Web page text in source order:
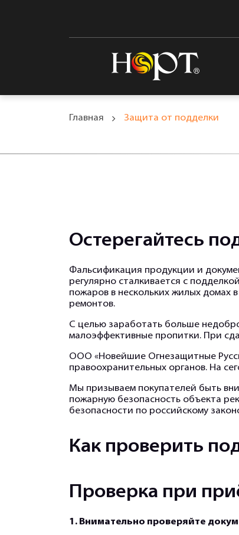
Главная Защита от подделки
Остерегайтесь
Фальсификация продукции и
регулярно сталкивается с
пожаров в нескольких жилых домах
ремонтов.
С целью заработать больше
малоэффективные пропитки. При
ООО «Новейшие Огнезащитные
правоохранительных органов. На
Мы призываем покупателей быть
пожарную безопасность объекта
безопасности по российскому
Как проверить
Проверка при
1. Внимательно проверяйте